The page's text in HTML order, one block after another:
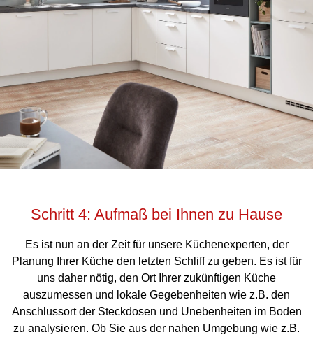
Schritt 4: Aufmaß bei Ihnen zu Hause
Es ist nun an der Zeit für unsere Küchenexperten, der
Planung Ihrer Küche den letzten Schliff zu geben. Es ist für
uns daher nötig, den Ort Ihrer zukünftigen Küche
auszumessen und lokale Gegebenheiten wie z.B. den
Anschlussort der Steckdosen und Unebenheiten im Boden
zu analysieren. Ob Sie aus der nahen Umgebung wie z.B.